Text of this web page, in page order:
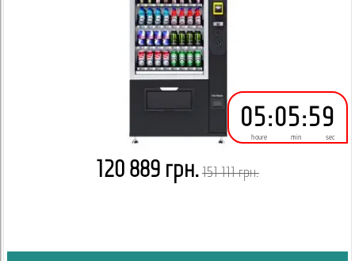
05
houre
:05
min
:59
sec
120 889 грн. 151 111 грн.